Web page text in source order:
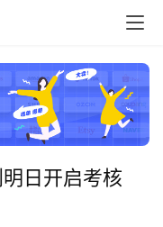
日开启考核